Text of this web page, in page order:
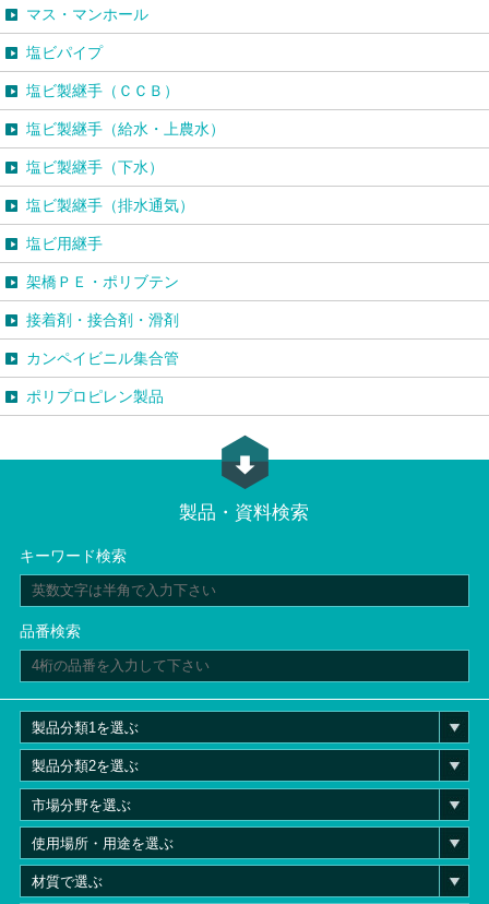
マス・マンホール
塩ビパイプ
塩ビ製継手（ＣＣＢ）
塩ビ製継手（給水・上農水）
塩ビ製継手（下水）
塩ビ製継手（排水通気）
塩ビ用継手
架橋ＰＥ・ポリブテン
接着剤・接合剤・滑剤
カンペイビニル集合管
ポリプロピレン製品
製品・資料検索
キーワード検索
品番検索